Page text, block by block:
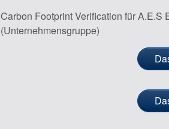
Carbon Footprint Verification für A.E.S
(Unternehmensgruppe)